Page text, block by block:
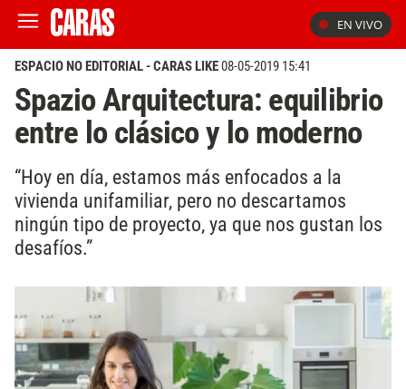
EN VIVO
ESPACIO NO EDITORIAL - CARAS LIKE08-05-2019 15:41
Spazio Arquitectura: equilibrio
entre lo clásico y lo moderno
“Hoy en día, estamos más enfocados a la
vivienda unifamiliar, pero no descartamos
ningún tipo de proyecto, ya que nos gustan los
desafíos.”